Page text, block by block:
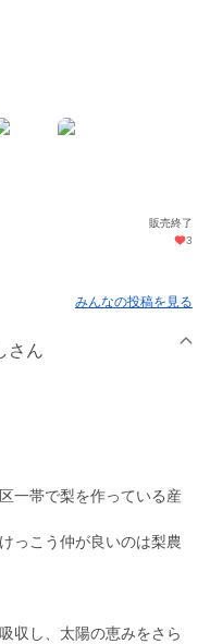
販売終了
3
みんなの投稿を見る
さん
一帯で梨を作っている産
っこう仲が良いのは梨農
収し、太陽の恵みをさら